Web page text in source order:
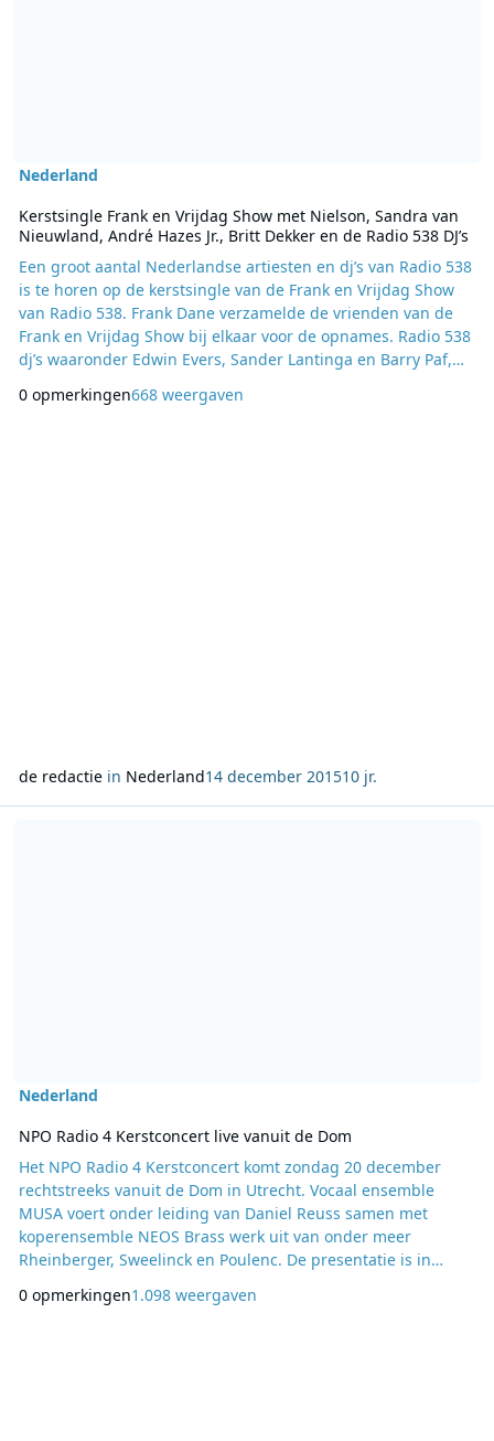
Nederland
Kerstsingle Frank en Vrijdag Show met Nielson, Sandra van
Nieuwland, André Hazes Jr., Britt Dekker en de Radio 538 DJ’s
Een groot aantal Nederlandse artiesten en dj’s van Radio 538
is te horen op de kerstsingle van de Frank en Vrijdag Show
van Radio 538. Frank Dane verzamelde de vrienden van de
Frank en Vrijdag Show bij elkaar voor de opnames. Radio 538
dj’s waaronder Edwin Evers, Sander Lantinga en Barry Paf,
André Hazes Jr., Jake Reese, Handsome Poets, Zimra Geurts,
0 opmerkingen668 weergaven
de redactiein Nederland14 december 201510 jr.
Nederland
NPO Radio 4 Kerstconcert live vanuit de Dom
Het NPO Radio 4 Kerstconcert komt zondag 20 december
rechtstreeks vanuit de Dom in Utrecht. Vocaal ensemble
MUSA voert onder leiding van Daniel Reuss samen met
koperensemble NEOS Brass werk uit van onder meer
Rheinberger, Sweelinck en Poulenc. De presentatie is in
concert is vanaf 20:00 uur te horen via NPO Radio 4 en ook te
0 opmerkingen1.098 weergaven